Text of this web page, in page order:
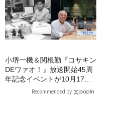
小堺一機＆関根勤『コサキン
DEワァオ！』放送開始45周
年記念イベントが10月17日
（土）に開催決定！本日より
Recommended by